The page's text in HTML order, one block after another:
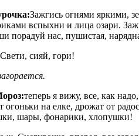
Зажгись огнями яркими,
вспыхни и лица озари.
порадуй нас, пушистая,
Свети, сияй, гори!
теперь я вижу, все, как
огоньки на елке, дрожат от
шары, фонарики, хлопушки!